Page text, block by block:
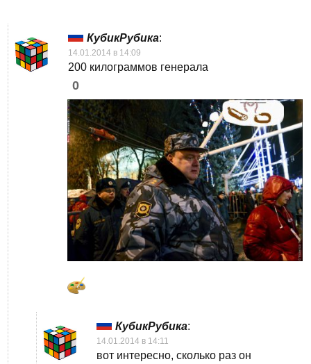
КубикРубика:
14.01.2014 в 14:09
200 килограммов генерала
0
КубикРубика:
14.01.2014 в 14:11
вот интересно, сколько раз он